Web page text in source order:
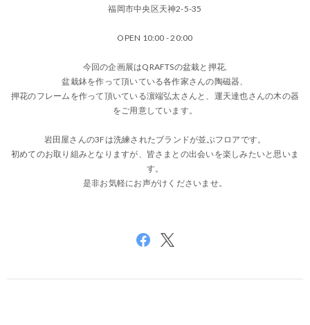
福岡市中央区天神2-5-35
OPEN 10:00 - 20:00
今回の企画展はQRAFTSの盆栽と押花,
盆栽鉢を作って頂いている各作家さんの陶磁器、
押花のフレームを作って頂いている濵端弘太さんと、運天達也さんの木の器
をご用意しています。
岩田屋さんの3Fは洗練されたブランドが並ぶフロアです。
初めてのお取り組みとなりますが、皆さまとの出会いを楽しみたいと思いま
す。
是非お気軽にお声がけくださいませ。